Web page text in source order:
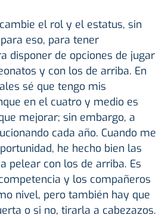
el rol y el estatus, sin
eso, para tener
disponer de opciones de jugar
y con los de arriba. En
sé que tengo mis
en el cuatro y medio es
mejorar; sin embargo, a
cada año. Cuando me
he hecho bien las
pelear con los de arriba. Es
y los compañeros
nivel, pero también hay que
o si no, tirarla a cabezazos.